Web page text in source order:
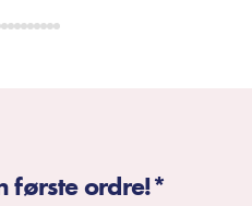
første ordre!*